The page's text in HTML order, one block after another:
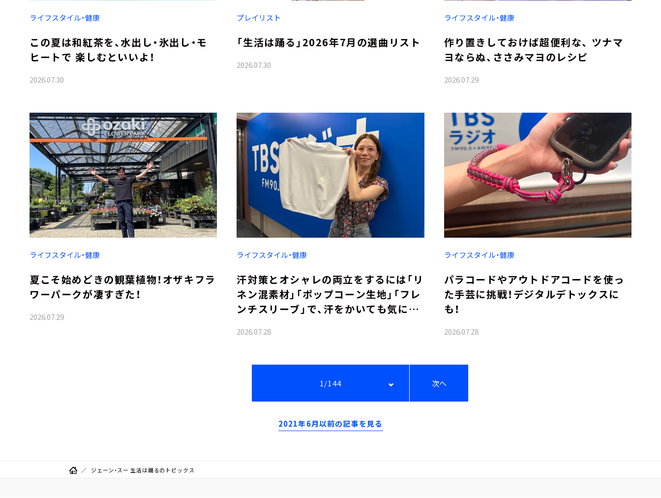
ライフスタイル・健康
この夏は和紅茶を、水出し・氷出し・モ
ヒートで 楽しむといいよ！
2026.07.30
プレイリスト
「生活は踊る」2026年7月の選曲リスト
2026.07.30
ライフスタイル・健康
作り置きしておけば超便利な、 ツナマ
ヨならぬ、ささみマヨのレシピ
2026.07.29
ライフスタイル・健康
夏こそ始めどきの観葉植物！オザキフラ
ワーパークが凄すぎた！
2026.07.29
ライフスタイル・健康
汗対策とオシャレの両立をするには「リ
ネン混素材」「ポップコーン生地」「フレ
ンチスリーブ」で、汗をかいても気にな
2026.07.28
ライフスタイル・健康
パラコードやアウトドアコードを使っ
た手芸に挑戦！デジタルデトックスに
も！
2026.07.28
1/144 次へ
2021年6月以前の記事を見る
ジェーン・スー 生活は踊るのトピックス